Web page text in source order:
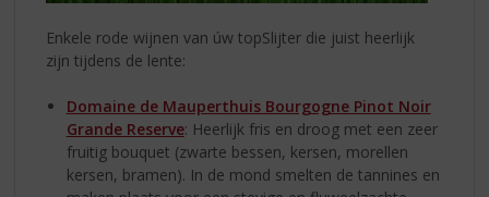
Enkele rode wijnen van úw topSlijter die juist heerlijk
zijn tijdens de lente:
Domaine de Mauperthuis Bourgogne Pinot Noir
Grande Reserve: Heerlijk fris en droog met een zeer
fruitig bouquet (zwarte bessen, kersen, morellen
kersen, bramen). In de mond smelten de tannines en